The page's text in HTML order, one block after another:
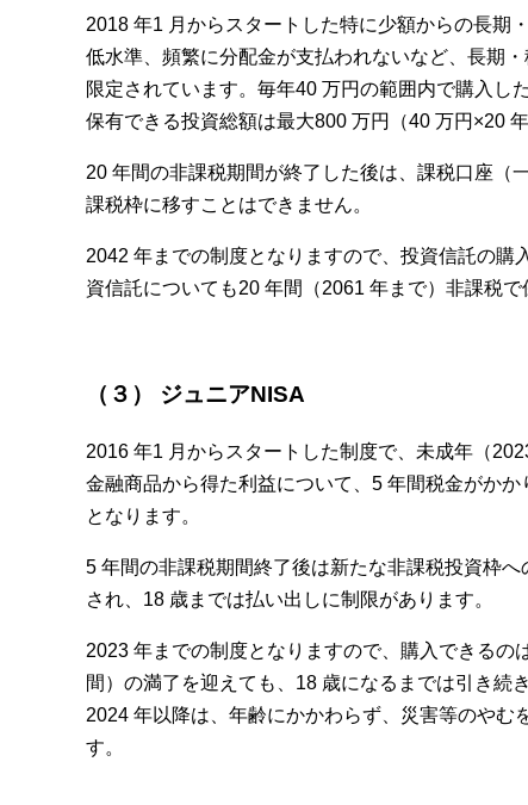
2018 年1 月からスタートした特に少額からの⾧期
低水準、頻繁に分配金が支払われないなど、⾧期
限定されています。毎年40 万円の範囲内で購入し
保有できる投資総額は最大800 万円（40 万円×20 年
20 年間の非課税期間が終了した後は、課税口座（
課税枠に移すことはできません。
2042 年までの制度となりますので、投資信託の
資信託についても20 年間（2061 年まで）非課税で
（３） ジュニアNISA
2016 年1 月からスタートした制度で、未成年（
金融商品から得た利益について、5 年間税金がか
となります。
5 年間の非課税期間終了後は新たな非課税投資枠
され、18 歳までは払い出しに制限があります。
2023 年までの制度となりますので、購入できる
間）の満了を迎えても、18 歳になるまでは引き続
2024 年以降は、年齢にかかわらず、災害等のやむ
す。